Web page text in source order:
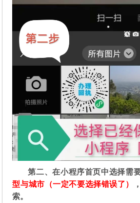
第二、在小程序首页中选择需
型与城市（一定不要选择错误了）
索。